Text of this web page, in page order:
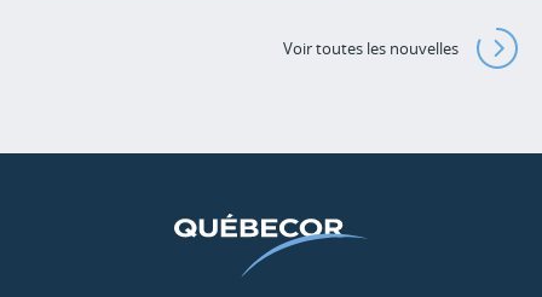
Voir toutes les nouvelles